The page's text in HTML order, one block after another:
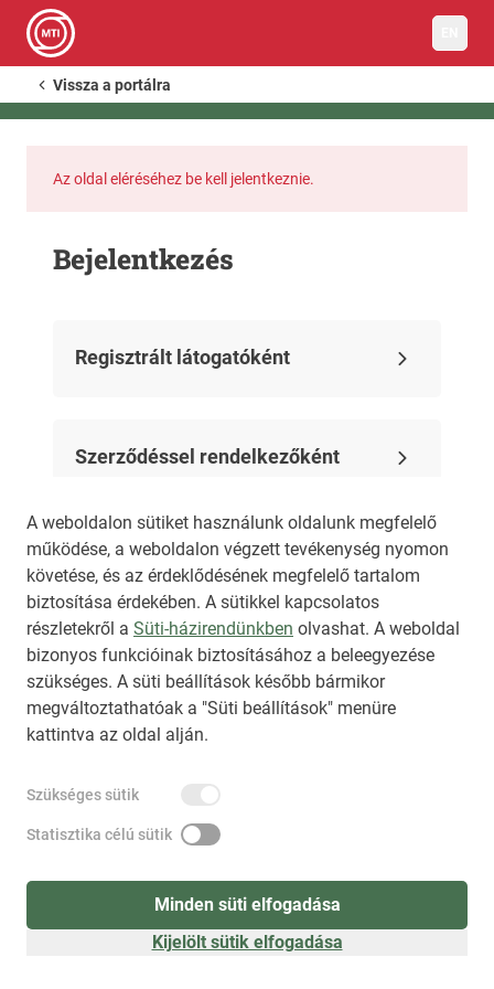
A weboldalon sütiket használunk oldalunk megfelelő
működése, a weboldalon végzett tevékenység nyomon
követése, és az érdeklődésének megfelelő tartalom
biztosítása érdekében. A sütikkel kapcsolatos
részletekről a Süti-házirendünkben olvashat. A weboldal
bizonyos funkcióinak biztosításához a beleegyezése
szükséges. A süti beállítások később bármikor
megváltoztathatóak a "Süti beállítások" menüre
kattintva az oldal alján.
Szükséges sütik
Statisztika célú sütik
Minden süti elfogadása
Kijelölt sütik elfogadása
Vissza a portálra
Az oldal eléréséhez be kell jelentkeznie.
Bejelentkezés
Regisztrált látogatóként
Szerződéssel rendelkezőként
Regisztráció(látogatóként)